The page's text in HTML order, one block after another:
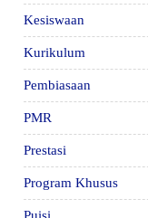
Kesiswaan
Kurikulum
Pembiasaan
PMR
Prestasi
Program Khusus